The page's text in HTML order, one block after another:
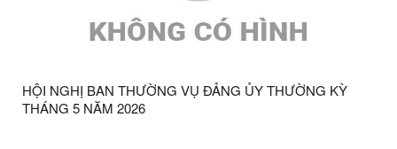
HỘI NGHỊ BAN THƯỜNG VỤ ĐẢNG ỦY THƯỜNG KỲ
THÁNG 5 NĂM 2026